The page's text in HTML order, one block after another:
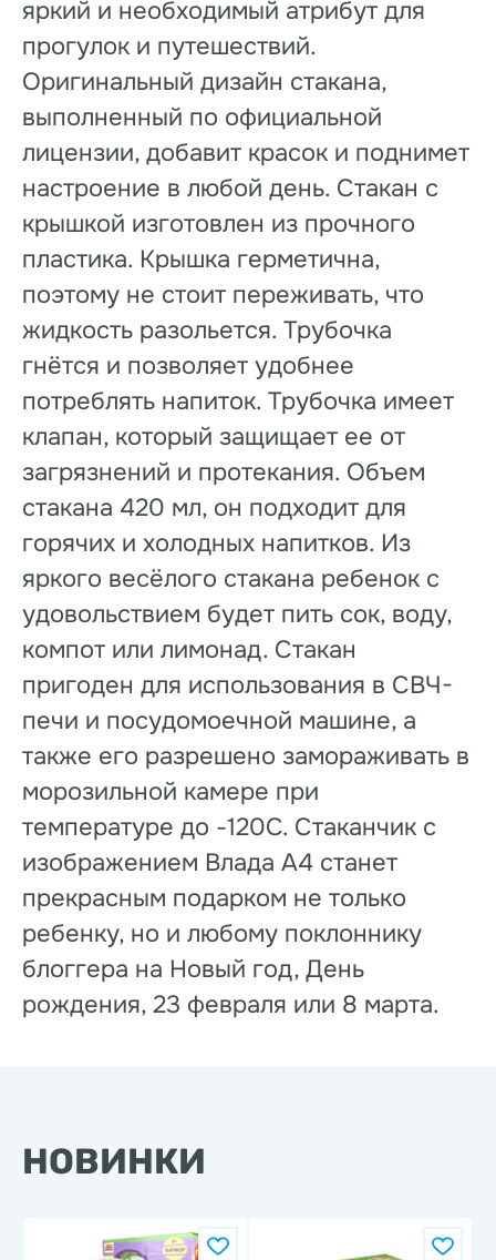
яркий и необходимый атрибут для
прогулок и путешествий.
Оригинальный дизайн стакана,
выполненный по официальной
лицензии, добавит красок и поднимет
настроение в любой день. Стакан с
крышкой изготовлен из прочного
пластика. Крышка герметична,
поэтому не стоит переживать, что
жидкость разольется. Трубочка
гнётся и позволяет удобнее
потреблять напиток. Трубочка имеет
клапан, который защищает ее от
загрязнений и протекания. Объем
стакана 420 мл, он подходит для
горячих и холодных напитков. Из
яркого весёлого стакана ребенок с
удовольствием будет пить сок, воду,
компот или лимонад. Стакан
пригоден для использования в СВЧ-
печи и посудомоечной машине, а
также его разрешено замораживать в
морозильной камере при
температуре до -120С. Стаканчик с
изображением Влада А4 станет
прекрасным подарком не только
ребенку, но и любому поклоннику
блоггера на Новый год, День
рождения, 23 февраля или 8 марта.
НОВИНКИ